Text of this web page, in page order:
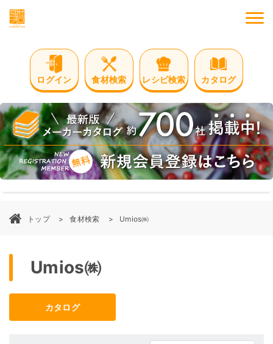
ログイン 食材検索 レシピ検索 カタログ
トップ 食材検索 Umios㈱
Umios㈱
カタログ